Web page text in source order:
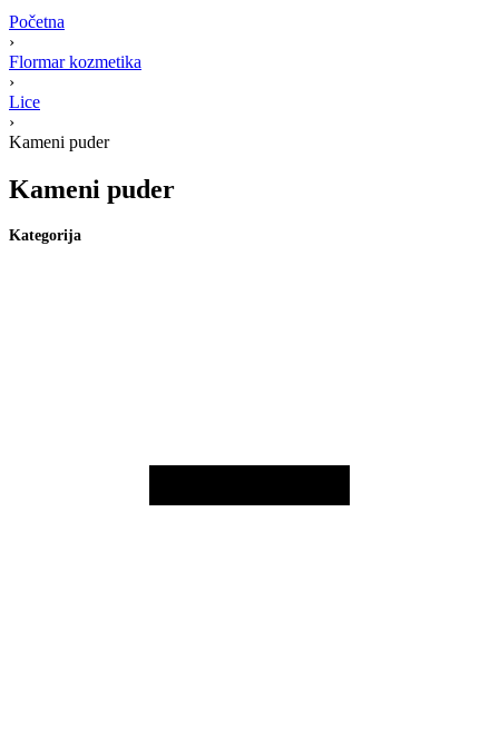
Početna
›
Flormar kozmetika
›
Lice
›
Kameni puder
Kameni puder
Kategorija